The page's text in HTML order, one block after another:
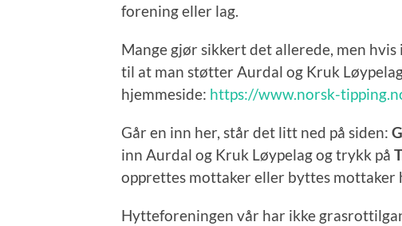
forening eller lag.
Mange gjør sikkert det allerede, men
til at man støtter Aurdal og Kruk
hjemmeside: https://www.norsk-
Går en inn her, står det litt ned på siden:
inn Aurdal og Kruk Løypelag og trykk på
opprettes mottaker eller byttes mottaker
Hytteforeningen vår har ikke